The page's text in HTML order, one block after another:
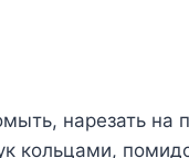
нарезать на
кольцами,